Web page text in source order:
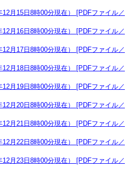
月15日8時00分現在） [PDFファイル／
月16日8時00分現在） [PDFファイル／
月17日8時00分現在） [PDFファイル／
月18日8時00分現在） [PDFファイル／
月19日8時00分現在） [PDFファイル／
月20日8時00分現在） [PDFファイル／
月21日8時00分現在） [PDFファイル／
月22日8時00分現在） [PDFファイル／
月23日8時00分現在） [PDFファイル／